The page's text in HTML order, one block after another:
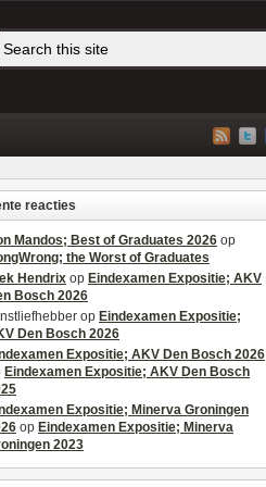
reacties
Mandos; Best of Graduates 2026 op
the Worst of Graduates
Hendrix op Eindexamen Expositie; AKV
Bosch 2026
op Eindexamen Expositie;
Den Bosch 2026
Expositie; AKV Den Bosch 2026
Eindexamen Expositie; AKV Den Bosch
Expositie; Minerva Groningen
op Eindexamen Expositie; Minerva
2023